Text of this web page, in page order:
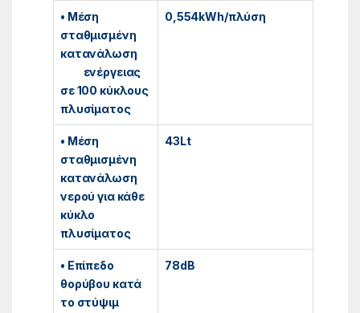
• Μέση
σταθμισμένη
κατανάλωση
ενέργειας
σε 100 κύκλους
πλυσίματος
0,554kWh/πλύση
• Μέση
σταθμισμένη
κατανάλωση
νερού για κάθε
κύκλο
πλυσίματος
43Lt
• Επίπεδο
θορύβου κατά
το στύψιμ
78dB